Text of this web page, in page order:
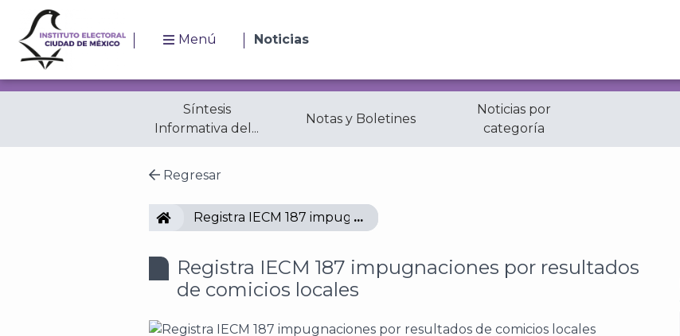
Menú Noticias
Síntesis
Informativa del...
Notas y Boletines
Noticias por
categoría
Regresar
IECMRegistra IECM 187 impugnaciones por resultados de comicios locales
Registra IECM 187 impugnaciones por resultados
de comicios locales